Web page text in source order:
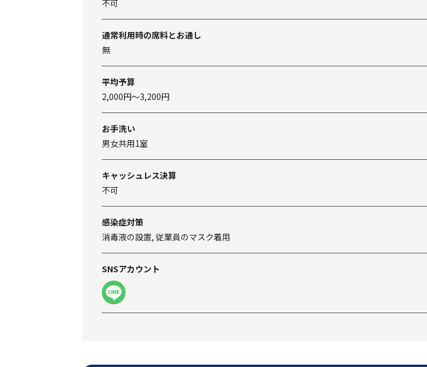
不可
通常利用時の席料とお通し
無
平均予算
2,000円～3,200円
お手洗い
男女共用1室
キャッシュレス決算
不可
感染症対策
消毒液の設置, 従業員のマスク着用
SNSアカウント